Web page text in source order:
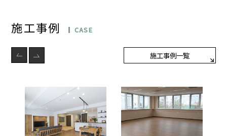
施工事例 CASE
施工事例一覧
特集